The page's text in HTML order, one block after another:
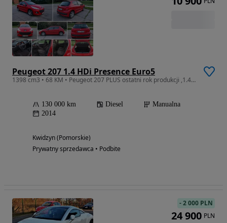
Peugeot 207 1.4 HDi Presence Euro5
1398 cm3 • 68 KM • Peugeot 207 PLUS ostatni rok produkcji ,1.4 HDI z przebiegiem 127 tys.
130 000 km Diesel
Manualna
2014
Kwidzyn (Pomorskie)
Prywatny sprzedawca • Podbite
-2 000 PLN
24 900 PLN